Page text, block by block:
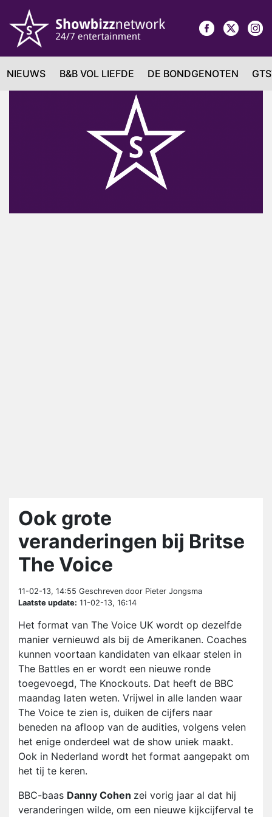
NIEUWS B&B VOL LIEFDE DE BONDGENOTEN
Ook grote
veranderingen bij Britse
The Voice
11-02-13, 14:55 Geschreven door Pieter Jongsma
Laatste update: 11-02-13, 16:14
Het format van The Voice UK wordt op dezelfde
manier vernieuwd als bij de Amerikanen. Coaches
kunnen voortaan kandidaten van elkaar stelen in
The Battles en er wordt een nieuwe ronde
toegevoegd, The Knockouts. Dat heeft de BBC
maandag laten weten. Vrijwel in alle landen waar
The Voice te zien is, duiken de cijfers naar
beneden na afloop van de audities, volgens velen
het enige onderdeel wat de show uniek maakt.
Ook in Nederland wordt het format aangepakt om
het tij te keren.
BBC-baas Danny Cohen zei vorig jaar al dat hij
veranderingen wilde, om een nieuwe kijkcijferval te